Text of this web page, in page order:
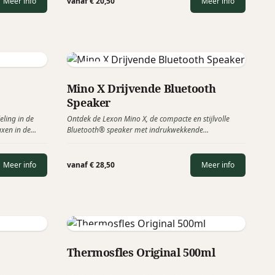
in de
in de
om het
feit dat
Meer info
Lexon
Mino X Drijvende Bluetooth
Speaker
Ontdek de Lexon Mino X, de compacte en stijlvolle
Bluetooth® speaker met indrukwekkende
mee naar toe te nemen, zelfs in het zwembad dankzij
zijn waterbestendige en drijvende ontwerp.
vanaf € 28,50 Meer info
Flaske
Thermosfles Original 500ml